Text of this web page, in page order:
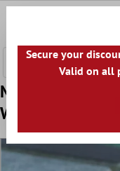
Mодел от
Wolgagrad
Secure your
Valid on all